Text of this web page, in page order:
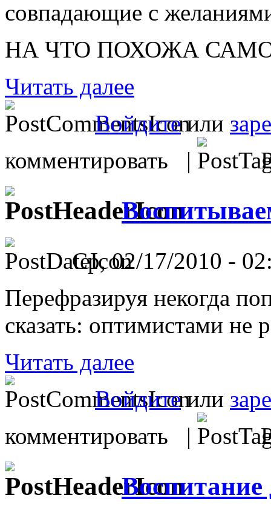
совпадающие с
НА ЧТО ПОХОЖА
Читать далее
Войдитеили
комментировать |
Ср, 02/17/2010 -
Перефразируя некогда
сказать: оптимистами не
Читать далее
Войдитеили
комментировать |
Воспитание